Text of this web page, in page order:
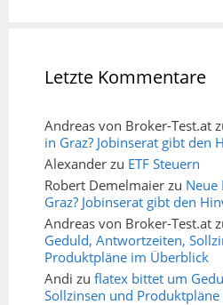
Letzte Kommentare
Andreas von Broker-Test.at
in Graz? Jobinserat gibt den
Alexander zu ETF Steuern
Robert Demelmaier zu Neue
Graz? Jobinserat gibt den
Andreas von Broker-Test.at
Geduld, Antwortzeiten,
Produktpläne im Überblick
Andi zu flatex bittet um
Sollzinsen und